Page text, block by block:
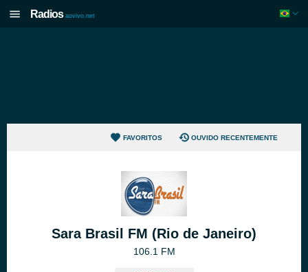
Radios aovivo.net
FAVORITOS OUVIDO RECENTEMENTE
Sara Brasil FM (Rio de Janeiro)
106.1 FM